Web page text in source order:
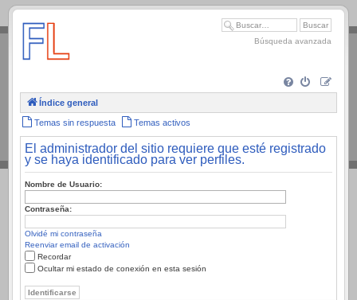
.
Búsqueda avanzada
Índice general
Temas sin respuesta Temas activos
El administrador del sitio requiere que esté registrado
y se haya identificado para ver perfiles.
Nombre de Usuario:
Contraseña:
Olvidé mi contraseña
Reenviar email de activación
Recordar
Ocultar mi estado de conexión en esta sesión